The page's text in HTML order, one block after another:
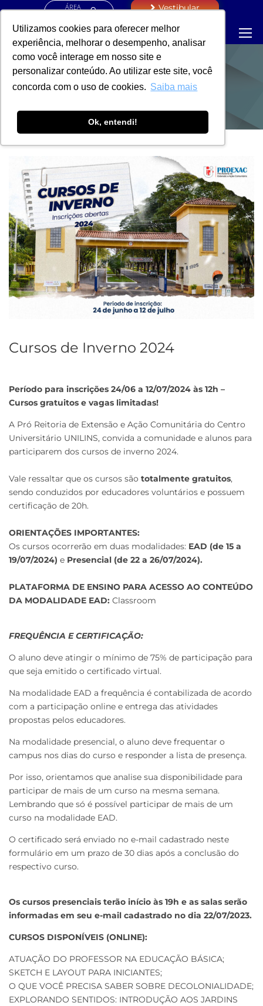
Utilizamos cookies para oferecer melhor
experiência, melhorar o desempenho, analisar
como você interage em nosso site e
personalizar conteúdo. Ao utilizar este site, você
concorda com o uso de cookies. Saiba mais
Ok, entendi!
ÁREA
Vestibular
NOTÍCIAS
Cursos de Inverno 2024
Período para inscrições 24/06 a 12/07/2024 às 12h –
Cursos gratuitos e vagas limitadas!
A Pró Reitoria de Extensão e Ação Comunitária do Centro
Universitário UNILINS, convida a comunidade e alunos para
participarem dos cursos de inverno 2024.
Vale ressaltar que os cursos são totalmente gratuitos,
sendo conduzidos por educadores voluntários e possuem
certificação de 20h.
ORIENTAÇÕES IMPORTANTES:
Os cursos ocorrerão em duas modalidades: EAD (de 15 a
19/07/2024) e Presencial (de 22 a 26/07/2024).
PLATAFORMA DE ENSINO PARA ACESSO AO CONTEÚDO
DA MODALIDADE EAD: Classroom
FREQUÊNCIA E CERTIFICAÇÃO:
O aluno deve atingir o mínimo de 75% de participação para
que seja emitido o certificado virtual.
Na modalidade EAD a frequência é contabilizada de acordo
com a participação online e entrega das atividades
propostas pelos educadores.
Na modalidade presencial, o aluno deve frequentar o
campus nos dias do curso e responder a lista de presença.
Por isso, orientamos que analise sua disponibilidade para
participar de mais de um curso na mesma semana.
Lembrando que só é possível participar de mais de um
curso na modalidade EAD.
O certificado será enviado no e-mail cadastrado neste
formulário em um prazo de 30 dias após a conclusão do
respectivo curso.
Os cursos presenciais terão início às 19h e as salas serão
informadas em seu e-mail cadastrado no dia 22/07/2023.
CURSOS DISPONÍVEIS (ONLINE):
ATUAÇÃO DO PROFESSOR NA EDUCAÇÃO BÁSICA;
SKETCH E LAYOUT PARA INICIANTES;
O QUE VOCÊ PRECISA SABER SOBRE DECOLONIALIDADE;
EXPLORANDO SENTIDOS: INTRODUÇÃO AOS JARDINS